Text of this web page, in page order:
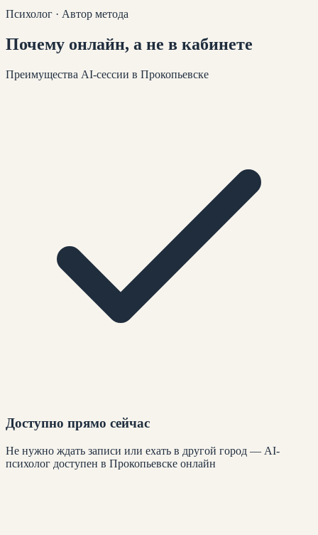
Психолог · Автор метода
Почему онлайн, а не в кабинете
Преимущества AI-сессии в Прокопьевске
Доступно прямо сейчас
Не нужно ждать записи или ехать в другой город — AI-
психолог доступен в Прокопьевске онлайн